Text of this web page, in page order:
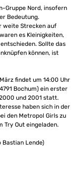
Gruppe Nord, insofern
Bedeutung.
weite Strecken auf
es Kleinigkeiten,
Sollte das
können, ist
findet um 14:00 Uhr
Bochum) ein erster
und 2001 statt.
haben sich in der
den Metropol Girls zu
Try Out eingeladen.
Bastian Lende)